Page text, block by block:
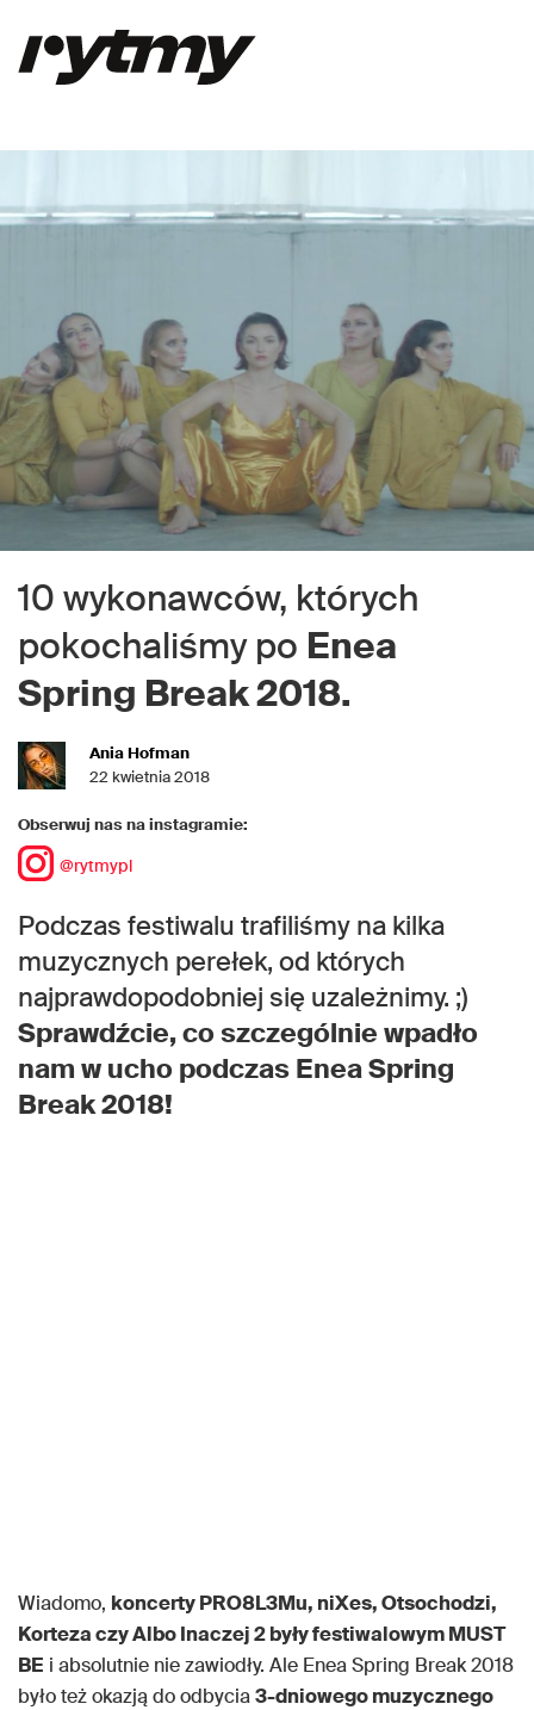
10 wykonawców, których
pokochaliśmy po Enea
Spring Break 2018.
Ania Hofman
22 kwietnia 2018
Obserwuj nas na instagramie:
@rytmypl
Podczas festiwalu trafiliśmy na kilka
muzycznych perełek, od których
najprawdopodobniej się uzależnimy. ;)
Sprawdźcie, co szczególnie wpadło
nam w ucho podczas Enea Spring
Break 2018!
Wiadomo, koncerty PRO8L3Mu, niXes, Otsochodzi,
Korteza czy Albo Inaczej 2 były festiwalowym MUST
BE i absolutnie nie zawiodły. Ale Enea Spring Break 2018
było też okazją do odbycia3-dniowego muzycznego